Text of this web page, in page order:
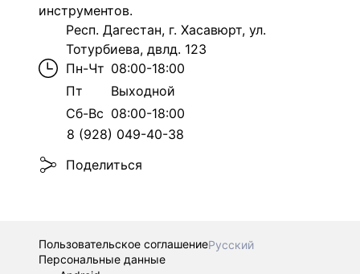
инструментов.
Респ. Дагестан, г. Хасавюрт, ул.
Тотурбиева, двлд. 123
Пн-Чт 08:00-18:00
Пт
Выходной
Сб-Вс 08:00-18:00
8 (928) 049-40-38
Поделиться
Пользовательское соглашениеРусский
Персональные данные